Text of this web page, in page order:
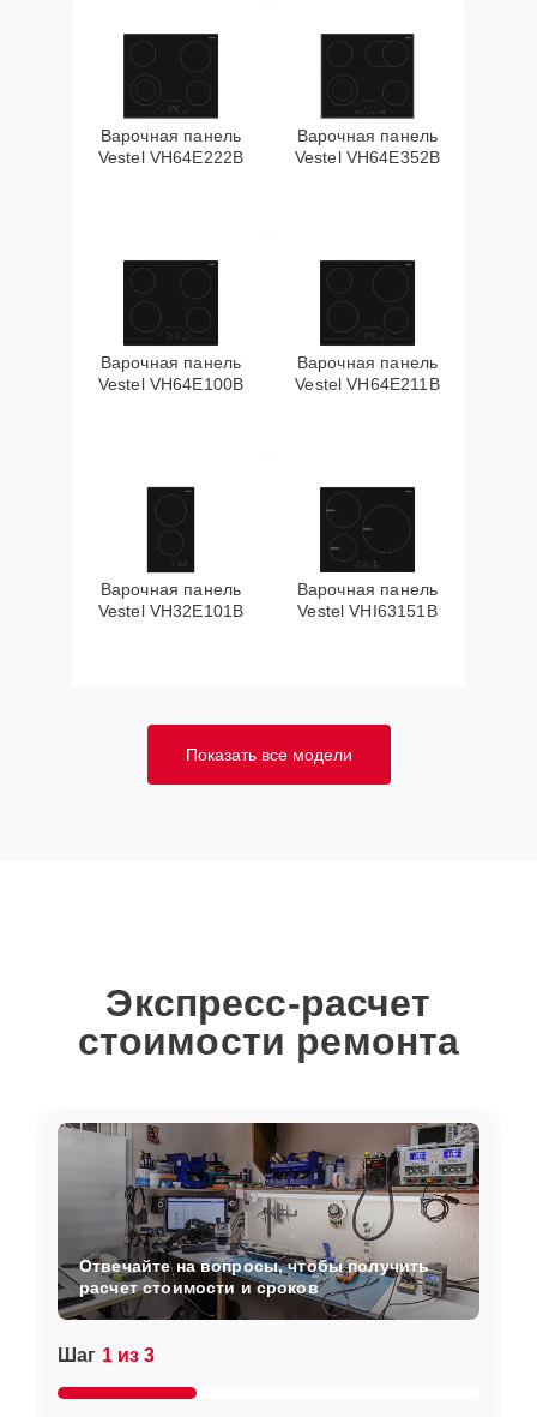
Варочная панель
Vestel VH64E222B
Варочная панель
Vestel VH64E352B
Варочная панель
Vestel VH64E100B
Варочная панель
Vestel VH64E211B
Варочная панель
Vestel VH32E101B
Варочная панель
Vestel VHI63151B
Показать все модели
Экспресс-расчет
стоимости ремонта
Шаг 1 из 3
Отвечайте на вопросы, чтобы получить
расчет стоимости и сроков